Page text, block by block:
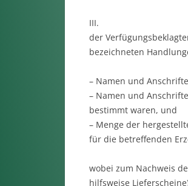
III.
der
bezeichneten
– Namen und
– Namen und
bestimmt waren, und
– Menge der
für die betreffenden
wobei zum Nachweis
hilfsweise